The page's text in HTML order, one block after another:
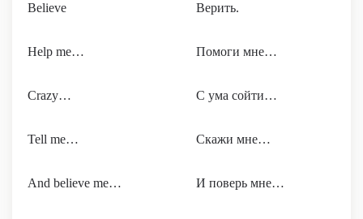
Believe Верить.
Help me… Помоги мне…
Crazy… С ума сойти…
Tell me… Скажи мне…
And believe me… И поверь мне…